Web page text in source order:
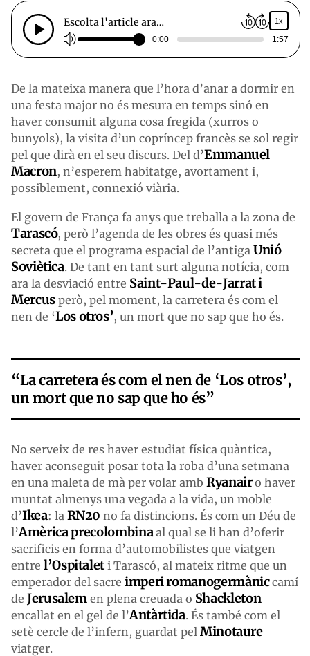
Escolta l'article ara… 1x
0:00 1:57
De la mateixa manera que l’hora d’anar a dormir en
una festa major no és mesura en temps sinó en
haver consumit alguna cosa fregida (xurros o
bunyols), la visita d’un copríncep francès se sol regir
pel que dirà en el seu discurs. Del d’Emmanuel
Macron, n’esperem habitatge, avortament i,
possiblement, connexió viària.
El govern de França fa anys que treballa a la zona de
Tarascó, però l’agenda de les obres és quasi més
secreta que el programa espacial de l’antiga Unió
Soviètica. De tant en tant surt alguna notícia, com
ara la desviació entre Saint-Paul-de-Jarrat i
Mercusperò, pel moment, la carretera és com el
nen de ‘Los otros’, un mort que no sap que ho és.
“La carretera és com el nen de ‘Los otros’,
un mort que no sap que ho és”
No serveix de res haver estudiat física quàntica,
haver aconseguit posar tota la roba d’una setmana
en una maleta de mà per volar amb Ryanairo haver
muntat almenys una vegada a la vida, un moble
d’Ikea: la RN20 no fa distincions. És com un Déu de
l’Amèricaprecolombinaal qual se li han d’oferir
sacrificis en forma d’automobilistes que viatgen
entre l’Ospitalet i Tarascó, al mateix ritme que un
emperador del sacre imperi romanogermàniccamí
de Jerusalemen plena creuada o Shackleton
encallat en el gel de l’Antàrtida. És també com el
setè cercle de l’infern, guardat pel Minotaure
viatger.